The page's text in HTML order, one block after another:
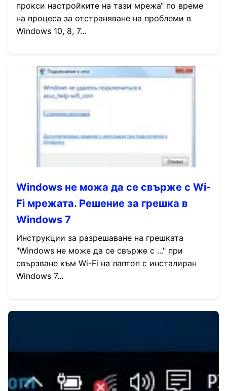
прокси настройките на тази мрежа“ по време
на процеса за отстраняване на проблеми в
Windows 10, 8, 7...
Windows не можа да се свърже с Wi-
Fi мрежата. Решение за грешка в
Windows 7
Инструкции за разрешаване на грешката
"Windows не може да се свърже с ..." при
свързване към Wi-Fi на лаптоп с инсталиран
Windows 7...